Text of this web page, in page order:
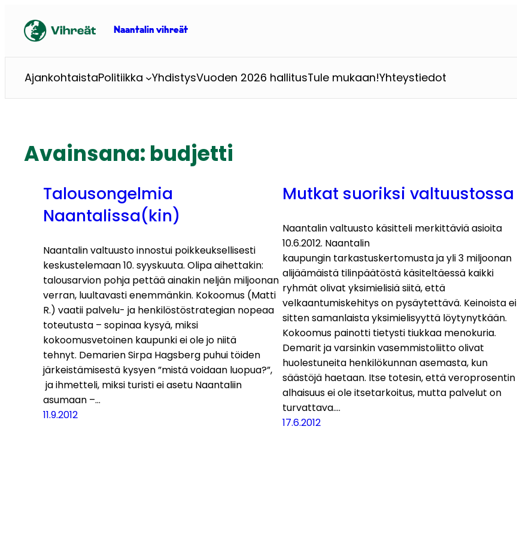
sisältöön
Naantalin vihreät
AjankohtaistaPolitiikka YhdistysVuoden 2026 hallitusTule mukaan!Yhteystiedot
Avainsana: budjetti
Talousongelmia
Naantalissa(kin)
Naantalin valtuusto innostui poikkeuksellisesti
keskustelemaan 10. syyskuuta. Olipa aihettakin:
talousarvion pohja pettää ainakin neljän miljoonan
verran, luultavasti enemmänkin. Kokoomus (Matti
R.) vaatii palvelu- ja henkilöstöstrategian nopeaa
toteutusta – sopinaa kysyä, miksi
kokoomusvetoinen kaupunki ei ole jo niitä
tehnyt. Demarien Sirpa Hagsberg puhui töiden
järkeistämisestä kysyen ”mistä voidaan luopua?”,
ja ihmetteli, miksi turisti ei asetu Naantaliin
asumaan –…
11.9.2012
Mutkat suoriksi valtuustossa
Naantalin valtuusto käsitteli merkittäviä asioita
10.6.2012. Naantalin
kaupungin tarkastuskertomusta ja yli 3 miljoonan
alijäämäistä tilinpäätöstä käsiteltäessä kaikki
ryhmät olivat yksimielisiä siitä, että
velkaantumiskehitys on pysäytettävä. Keinoista ei
sitten samanlaista yksimielisyyttä löytynytkään.
Kokoomus painotti tietysti tiukkaa menokuria.
Demarit ja varsinkin vasemmistoliitto olivat
huolestuneita henkilökunnan asemasta, kun
säästöjä haetaan. Itse totesin, että veroprosentin
alhaisuus ei ole itsetarkoitus, mutta palvelut on
turvattava.…
17.6.2012